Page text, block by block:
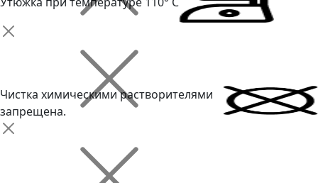
Чистка химическими растворителями
запрещена.